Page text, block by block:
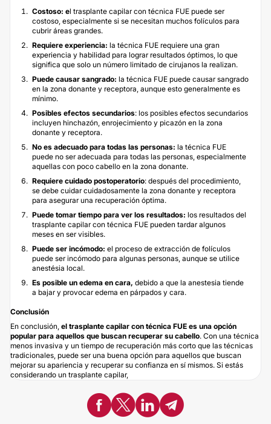
Costoso: el trasplante capilar con técnica FUE puede ser
costoso, especialmente si se necesitan muchos folículos para
cubrir áreas grandes.
Requiere experiencia: la técnica FUE requiere una gran
experiencia y habilidad para lograr resultados óptimos, lo que
significa que solo un número limitado de cirujanos la realizan.
Puede causar sangrado: la técnica FUE puede causar sangrado
en la zona donante y receptora, aunque esto generalmente es
mínimo.
Posibles efectos secundarios: los posibles efectos secundarios
incluyen hinchazón, enrojecimiento y picazón en la zona
donante y receptora.
No es adecuado para todas las personas: la técnica FUE
puede no ser adecuada para todas las personas, especialmente
aquellas con poco cabello en la zona donante.
Requiere cuidado postoperatorio: después del procedimiento,
se debe cuidar cuidadosamente la zona donante y receptora
para asegurar una recuperación óptima.
Puede tomar tiempo para ver los resultados: los resultados del
trasplante capilar con técnica FUE pueden tardar algunos
meses en ser visibles.
Puede ser incómodo: el proceso de extracción de folículos
puede ser incómodo para algunas personas, aunque se utilice
anestésia local.
Es posible un edema en cara, debido a que la anestesia tiende
a bajar y provocar edema en párpados y cara.
Conclusión
En conclusión, el trasplante capilar con técnica FUE es una opción
popular para aquellos que buscan recuperar su cabello. Con una técnica
menos invasiva y un tiempo de recuperación más corto que las técnicas
tradicionales, puede ser una buena opción para aquellos que buscan
mejorar su apariencia y recuperar su confianza en sí mismos. Si estás
considerando un trasplante capilar,